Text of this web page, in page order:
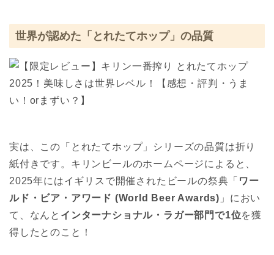
世界が認めた「とれたてホップ」の品質
実は、この「とれたてホップ」シリーズの品質は折り
紙付きです。キリンビールのホームページによると、
2025年にはイギリスで開催されたビールの祭典「 ワー
ルド・ビア・アワード (World Beer Awards) 」におい
て、なんと インターナショナル・ラガー部門で1位を獲
得したとのこと！